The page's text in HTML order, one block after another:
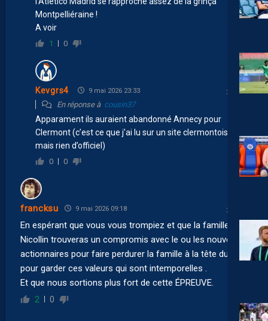
Montpelliéraine !
A voir
1 0
Kevgrs4 9 mai 2026 23:33
En réponse à cousin37
Apparament ils auraient abandonné Annecy pour
Clermont (c’est ce que j’ai lu sur un site clermontois
mais rien d’officiel)
0 0
francksu 9 mai 2026 09:18
En espérant que vous vous trompiez et que la famille
Nicollin trouveras un compromis avec le ou les nouveaux
actionnaires pour faire perdurer la famille à la tête du club
pour garder ces valeurs qui sont intemporelles .
Et que nous sortions plus fort de cette ÉPREUVE.
2 0